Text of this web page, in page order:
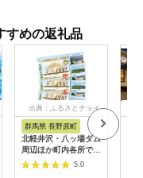
すめの返礼品
出典：ふるさとチョイ
群馬県 長野原町
北軽井沢・八ッ場ダム
周辺ほか町内各所で利
用可能な長野原町ふる
さと感謝券（3,000円
5.0